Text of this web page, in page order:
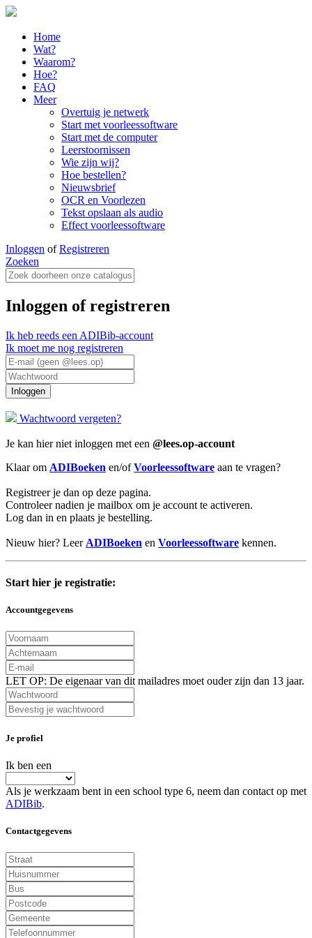
Home
Wat?
Waarom?
Hoe?
FAQ
Meer
Overtuig je netwerk
Start met voorleessoftware
Start met de computer
Leerstoornissen
Wie zijn wij?
Hoe bestellen?
Nieuwsbrief
OCR en Voorlezen
Tekst opslaan als audio
Effect voorleessoftware
Inloggen ofRegistreren
Zoeken
Inloggen of registreren
Ik heb reeds een ADIBib-account
Ik moet me nog registreren
Inloggen
Wachtwoord vergeten?
Je kan hier niet inloggen met een @lees.op-account
Klaar om ADIBoeken en/ofVoorleessoftware aan te vragen?
Registreer je dan op deze pagina.
Controleer nadien je mailbox om je account te activeren.
Log dan in en plaats je bestelling.
Nieuw hier? Leer ADIBoeken en Voorleessoftware kennen.
Start hier je registratie:
Accountgegevens
LET OP: De eigenaar van dit mailadres moet ouder zijn dan 13 jaar.
Je profiel
Ik ben een
Als je werkzaam bent in een school type 6, neem dan contact op met
ADIBib.
Contactgegevens